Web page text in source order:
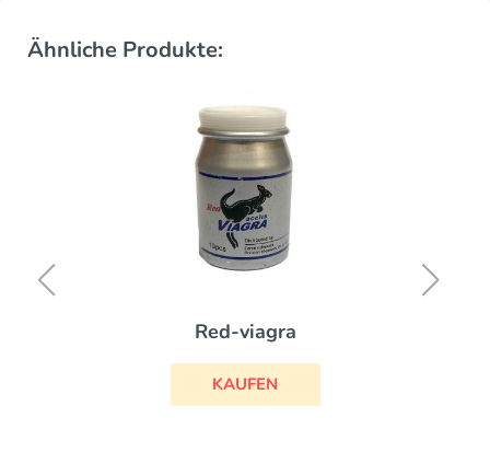
Ähnliche Produkte:
Red-viagra
KAUFEN